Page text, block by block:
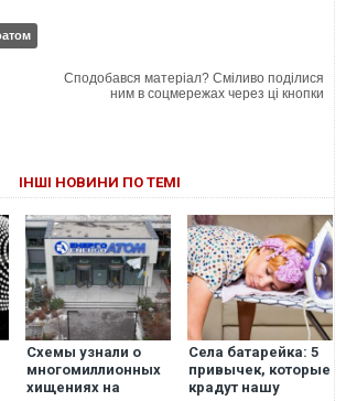
Сподобався матеріал? Сміливо поділися
ним в соцмережах через ці кнопки
ІНШІ НОВИНИ ПО ТЕМІ
Схемы узнали о
многомиллионных
хищениях на
Села батарейка: 5
привычек, которые
крадут нашу